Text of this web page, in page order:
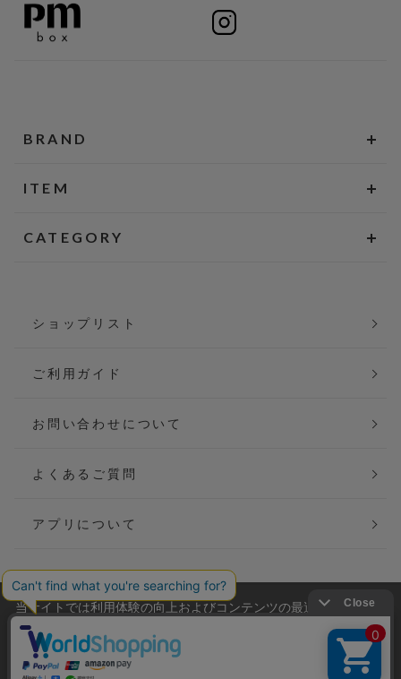
BRAND
ITEM
CATEGORY
ショップリスト
ご利用ガイド
お問い合わせについて
よくあるご質問
アプリについて
会社概要
ご利用規約
当サイトでは利用体験の向上およびコンテンツの最適な提供、ト
ラフィックの分析を目的としてCookieを使用しています。
サイトの閲覧を継続された場合、Cookieの利用に同意したことも
のといたします。